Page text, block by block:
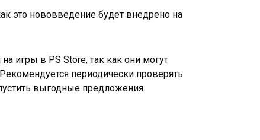
это нововведение будет внедрено на
игры в PS Store, так как они могут
периодически проверять
выгодные предложения.